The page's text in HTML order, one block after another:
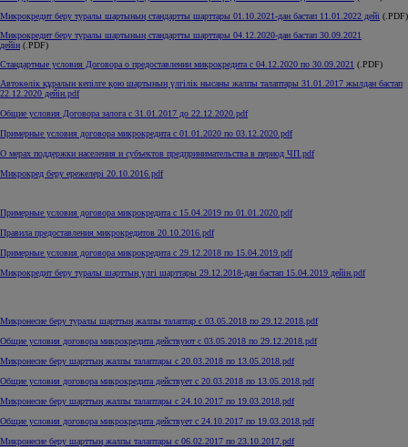
Микрокредит беру туралы шартының стандартты шарттары 01.10.2021-дан бастап 11.01.2022 дейі (.PDF)
Микрокредит беру туралы шартының стандартты шарттары 04.12.2020-дан бастап 30.09.2021
дейін (.PDF)
Стандартные условия Договора о предоставлении микрокредита c 04.12.2020 по 30.09.2021 (.PDF)
Автокөлік құралын кепілге қою шартының үлгілік нысаны жалпы талаптары 31.01.2017 жылдан бастап
22.12.2020 дейін.pdf
Общие условия Договора залога с 31.01.2017 до 22.12.2020.pdf
Примерные условия договора микрокредита с 01.01.2020 по 03.12.2020.pdf
О мерах поддержки населения и субъектов предпринимательства в период ЧП.pdf
Микрокред беру ережелерi 20.10.2016.pdf
Примерные условия договора микрокредита с 15.04.2019 по 01.01.2020.pdf
Правила предоставления микрокредитов 20.10.2016.pdf
Примерные условия договора микрокредита с 29.12.2018 по 15.04.2019.pdf
Микрокредит беру туралы шарттың үлгі шарттары 29.12.2018-дан бастап 15.04.2019 дейін.pdf
Микронесие беру туралы шарттың жалпы талаптар с 03.05.2018 по 29.12.2018.pdf
Общие условия договора микрокредита действуют с 03.05.2018 по 29.12.2018.pdf
Микронесие беру шарттың жалпы талаптары с 20.03.2018 по 13.05.2018.pdf
Общие условия договора микрокредита действует с 20.03.2018 по 13.05.2018.pdf
Микронесие беру шарттың жалпы талаптары с 24.10.2017 по 19.03.2018.pdf
Общие условия договора микрокредита действует с 24.10.2017 по 19.03.2018.pdf
Микронесие беру шарттың жалпы талаптары с 06.02.2017 по 23.10.2017.pdf